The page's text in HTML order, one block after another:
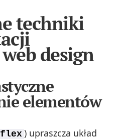
techniki
design
elementów
) upraszcza układ